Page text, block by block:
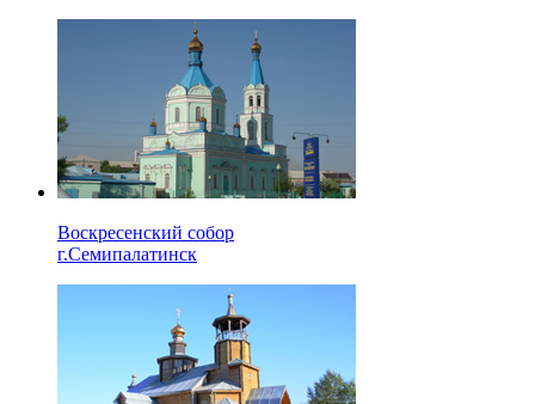
Воскресенский собор
г.Семипалатинск